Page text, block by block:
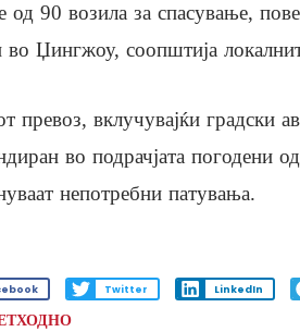
од 90 возила за спасување,
Џингжоу, соопштија
превоз, вклучувајќи градски
во подрачјата погодени
непотребни патувања.
Twitter LinkedIn